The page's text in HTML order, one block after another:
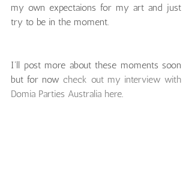
my own expectaions for my art and just
try to be in the moment.
I'll post more about these moments soon
but for now check out my interview with
Domia Parties Australia here.